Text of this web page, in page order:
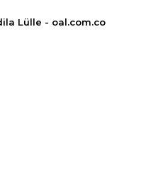
Lülle - oal.com.co